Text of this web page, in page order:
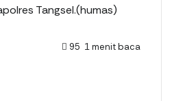
Tangsel.(humas)
95 1 menit baca